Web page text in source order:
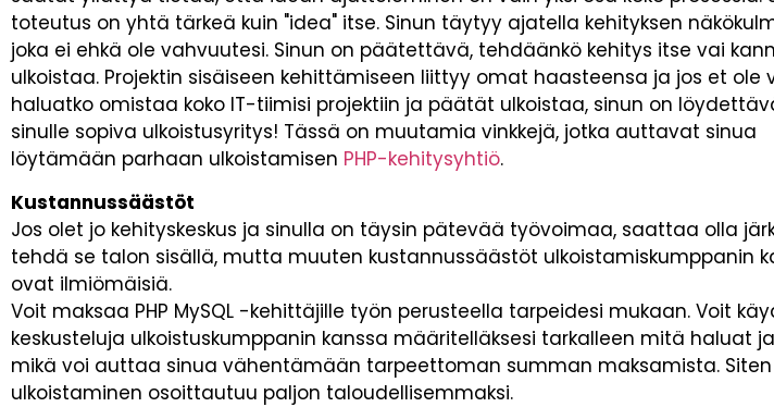
toteutus on yhtä tärkeä kuin "idea" itse. Sinun täytyy ajatella kehityksen
joka ei ehkä ole vahvuutesi. Sinun on päätettävä, tehdäänkö kehitys itse vai
ulkoistaa. Projektin sisäiseen kehittämiseen liittyy omat haasteensa ja jos et ole
haluatko omistaa koko IT-tiimisi projektiin ja päätät ulkoistaa, sinun on
sinulle sopiva ulkoistusyritys! Tässä on muutamia vinkkejä, jotka auttavat sinua
löytämään parhaan ulkoistamisen PHP-kehitysyhtiö.
Kustannussäästöt
Jos olet jo kehityskeskus ja sinulla on täysin pätevää työvoimaa, saattaa olla
tehdä se talon sisällä, mutta muuten kustannussäästöt ulkoistamiskumppanin
ovat ilmiömäisiä.
Voit maksaa PHP MySQL -kehittäjille työn perusteella tarpeidesi mukaan. Voit
keskusteluja ulkoistuskumppanin kanssa määritelläksesi tarkalleen mitä haluat
mikä voi auttaa sinua vähentämään tarpeettoman summan maksamista.
ulkoistaminen osoittautuu paljon taloudellisemmaksi.